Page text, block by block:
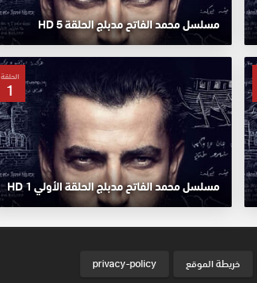
مسلسل محمد الفاتح مدبلج الحلقة 5 HD
الحلقة
1
مسلسل محمد الفاتح مدبلج الحلقة الأولي 1 HD
خريطة الموقع privacy-policy